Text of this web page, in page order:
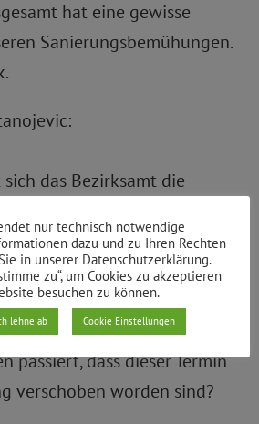
hat eine gewisse
Sanierungsbemühungen.
das Bezirksamt die
von Vereinsvertretern
auch angesprochen
sie nicht darüber
mit den
passiert, dass dieser Termin
verschoben worden sind?
nur technisch notwendige
dazu und zu Ihren Rechten
in unserer Datenschutzerklärung.
zu“, um Cookies zu akzeptieren
besuchen zu können.
lehne ab Cookie Einstellungen